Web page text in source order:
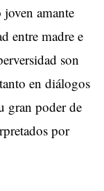
amante
entre madre e
son
en diálogos
gran poder de
por